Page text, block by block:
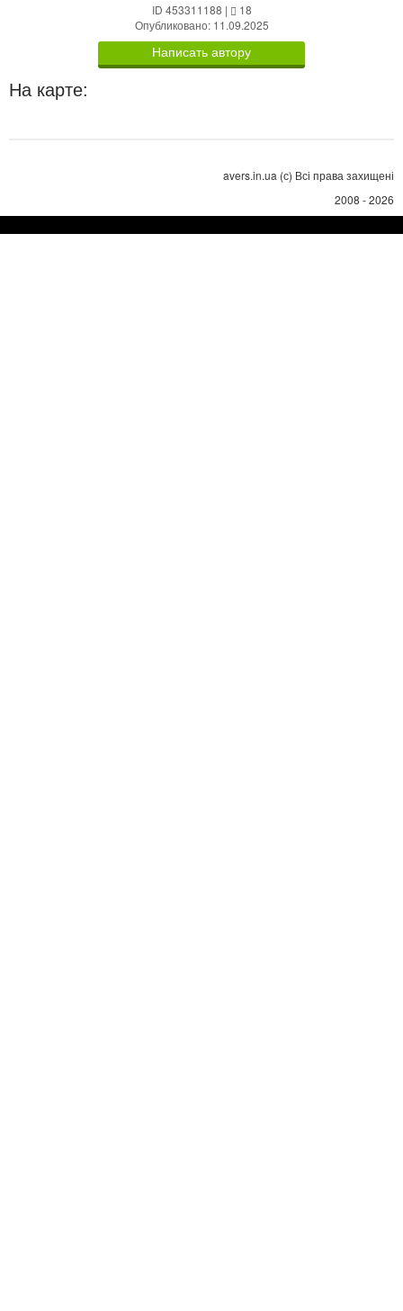
ID 453311188 |
18
Опубликовано: 11.09.2025
Написать автору
На карте:
avers.in.ua (с) Всі права захищені
2008 - 2026